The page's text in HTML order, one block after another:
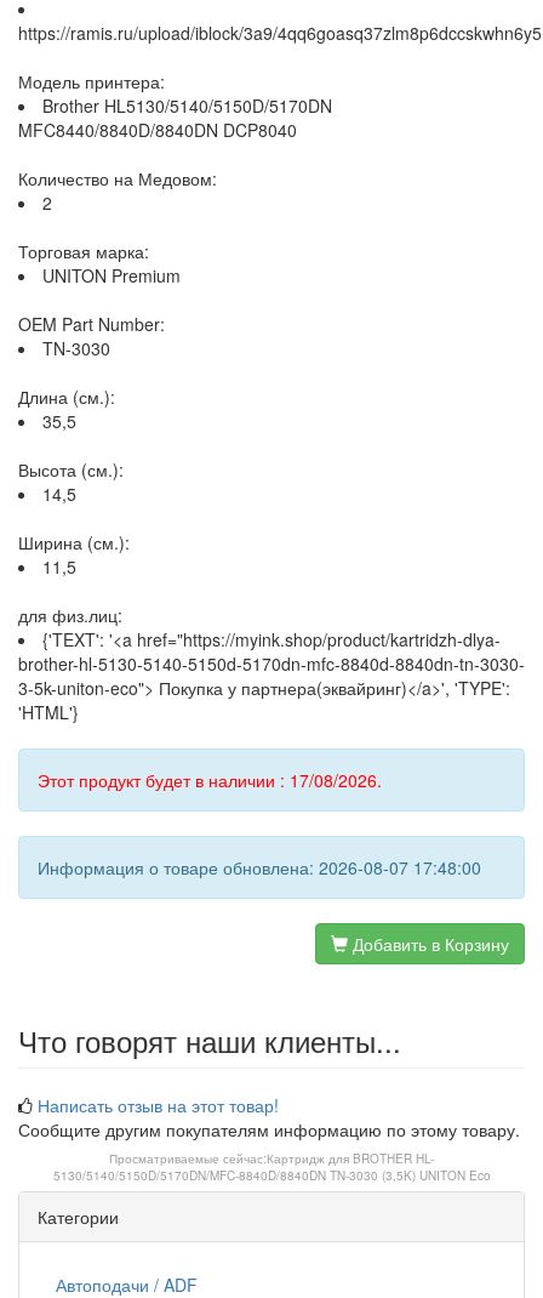
https://ramis.ru/upload/iblock/3a9/
Модель принтера:
Brother HL5130/5140/5150D/5170DN
MFC8440/8840D/8840DN DCP8040
Количество на Медовом:
2
Торговая марка:
UNITON Premium
OEM Part Number:
TN-3030
Длина (см.):
35,5
Высота (см.):
14,5
Ширина (см.):
11,5
для физ.лиц:
{'TEXT': '<a href="https://myink.shop/product/kartridzh-dlya-
brother-hl-5130-5140-5150d-5170dn-mfc-8840d-8840dn-tn-3030-
3-5k-uniton-eco"> Покупка у партнера(эквайринг)</a>', 'TYPE':
'HTML'}
Этот продукт будет в наличии : 17/08/2026.
Информация о товаре обновлена: 2026-08-07 17:48:00
Добавить в Корзину
Что говорят наши клиенты...
Написать отзыв на этот товар!
Сообщите другим покупателям информацию по этому товару.
Просматриваемые сейчас:Картридж для BROTHER HL-
5130/5140/5150D/5170DN/MFC-8840D/8840DN TN-3030 (3,5K) UNITON Eco
Категории
Автоподачи / ADF